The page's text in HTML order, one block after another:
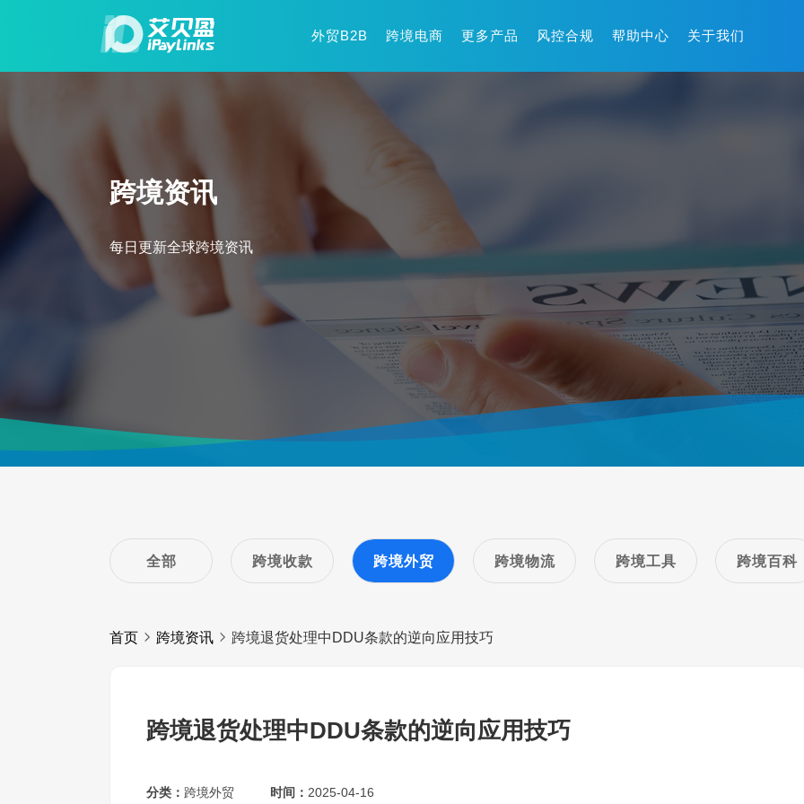
外贸B2B 跨境电商 更多产品 风控合规 帮助中心 关于我们
跨境资讯
每日更新全球跨境资讯
全部 跨境收款 跨境外贸 跨境物流 跨境工具 跨境百科
首页 跨境资讯 跨境退货处理中DDU条款的逆向应用技巧
跨境退货处理中DDU条款的逆向应用技巧
分类： 跨境外贸 时间： 2025-04-16